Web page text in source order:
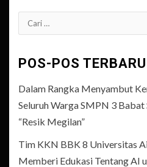
Cari
untuk:
POS-POS TERBARU
Dalam Rangka Menyambut
Seluruh Warga SMPN 3
“Resik Megilan”
Tim KKN BBK 8 Universitas
Memberi Edukasi Tentang AI